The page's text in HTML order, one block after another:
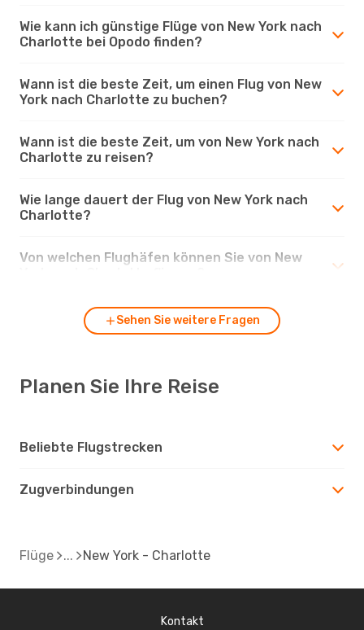
Wie kann ich günstige Flüge von New York nach
Charlotte bei Opodo finden?
Wann ist die beste Zeit, um einen Flug von New
York nach Charlotte zu buchen?
Wann ist die beste Zeit, um von New York nach
Charlotte zu reisen?
Wie lange dauert der Flug von New York nach
Charlotte?
Von welchen Flughäfen können Sie von New
Sehen Sie weitere Fragen
Planen Sie Ihre Reise
Beliebte Flugstrecken
Zugverbindungen
Flüge New York - Charlotte
Kontakt